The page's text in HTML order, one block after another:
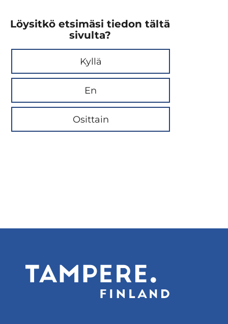
Löysitkö etsimäsi tiedon tältä
sivulta?
Kyllä
En
Osittain